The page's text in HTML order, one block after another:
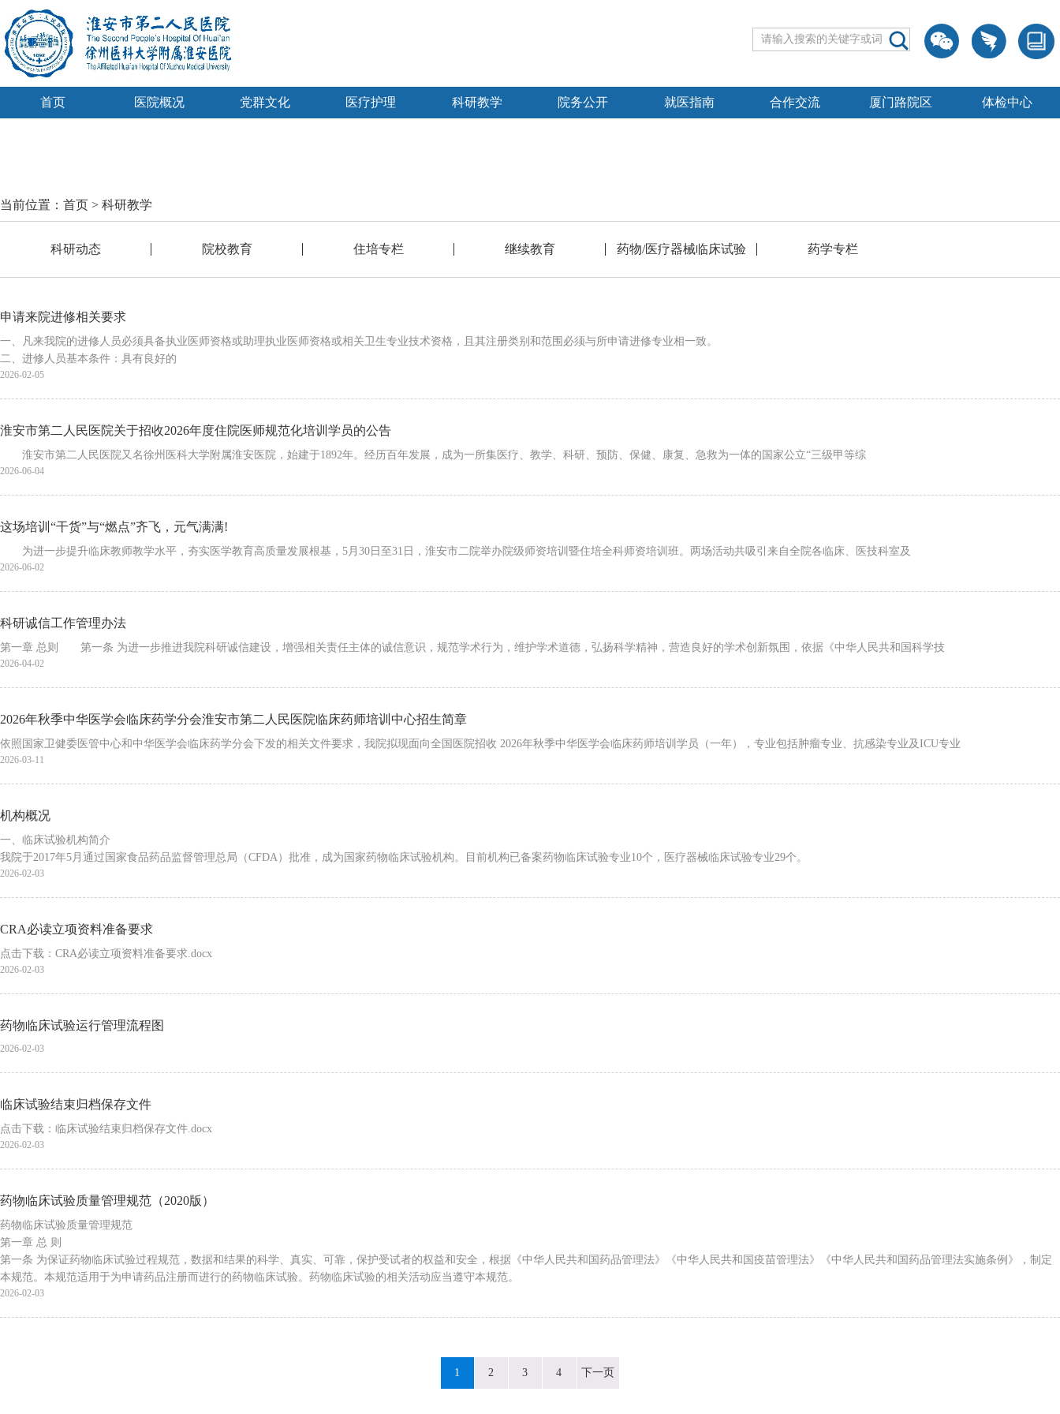
首页 医院概况 党群文化 医疗护理 科研教学 院务公开 就医指南 合作交流 厦门路院区 体检中心
当前位置： 首页 > 科研教学
科研动态 院校教育 住培专栏 继续教育 药物/医疗器械临床试验 药学专栏
申请来院进修相关要求
一、凡来我院的进修人员必须具备执业医师资格或助理执业医师资格或相关卫生专业技术资格，且其注册类别和范围必须与所申请进修专业相一致。
二、进修人员基本条件：具有良好的
2026-02-05
淮安市第二人民医院关于招收2026年度住院医师规范化培训学员的公告
淮安市第二人民医院又名徐州医科大学附属淮安医院，始建于1892年。经历百年发展，成为一所集医疗、教学、科研、预防、保健、康复、急救为一体的国家公立“三级甲等综
2026-06-04
这场培训“干货”与“燃点”齐飞，元气满满!
为进一步提升临床教师教学水平，夯实医学教育高质量发展根基，5月30日至31日，淮安市二院举办院级师资培训暨住培全科师资培训班。两场活动共吸引来自全院各临床、医技科室及
2026-06-02
科研诚信工作管理办法
第一章 总则 第一条 为进一步推进我院科研诚信建设，增强相关责任主体的诚信意识，规范学术行为，维护学术道德，弘扬科学精神，营造良好的学术创新氛围，依据《中华人民共和国科学技
2026-04-02
2026年秋季中华医学会临床药学分会淮安市第二人民医院临床药师培训中心招生简章
依照国家卫健委医管中心和中华医学会临床药学分会下发的相关文件要求，我院拟现面向全国医院招收 2026年秋季中华医学会临床药师培训学员（一年），专业包括肿瘤专业、抗感染专业及ICU专业
2026-03-11
机构概况
一、临床试验机构简介
我院于2017年5月通过国家食品药品监督管理总局（CFDA）批准，成为国家药物临床试验机构。目前机构已备案药物临床试验专业10个，医疗器械临床试验专业29个。
2026-02-03
CRA必读立项资料准备要求
点击下载：CRA必读立项资料准备要求.docx
2026-02-03
药物临床试验运行管理流程图
2026-02-03
临床试验结束归档保存文件
点击下载：临床试验结束归档保存文件.docx
2026-02-03
药物临床试验质量管理规范（2020版）
药物临床试验质量管理规范
第一章 总 则
第一条 为保证药物临床试验过程规范，数据和结果的科学、真实、可靠，保护受试者的权益和安全，根据《中华人民共和国药品管理法》《中华人民共和国疫苗管理法》《中华人民共和国药品管理法实施条例》，制定
本规范。本规范适用于为申请药品注册而进行的药物临床试验。药物临床试验的相关活动应当遵守本规范。
2026-02-03
1 2 3 4 下一页